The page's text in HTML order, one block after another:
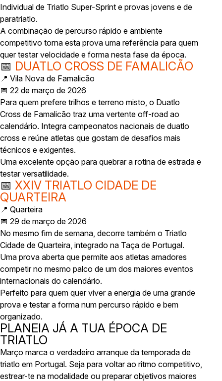
Individual de Triatlo Super-Sprint e provas jovens e de
paratriatlo.
A combinação de percurso rápido e ambiente
competitivo torna esta prova uma referência para quem
quer testar velocidade e forma nesta fase da época.
📅 DUATLO CROSS DE FAMALICÃO
📍 Vila Nova de Famalicão
📅 22 de março de 2026
Para quem prefere trilhos e terreno misto, o Duatlo
Cross de Famalicão traz uma vertente off-road ao
calendário. Integra campeonatos nacionais de duatlo
cross e reúne atletas que gostam de desafios mais
técnicos e exigentes.
Uma excelente opção para quebrar a rotina de estrada e
testar versatilidade.
📅 XXIV TRIATLO CIDADE DE
QUARTEIRA
📍 Quarteira
📅 29 de março de 2026
No mesmo fim de semana, decorre também o Triatlo
Cidade de Quarteira, integrado na Taça de Portugal.
Uma prova aberta que permite aos atletas amadores
competir no mesmo palco de um dos maiores eventos
internacionais do calendário.
Perfeito para quem quer viver a energia de uma grande
prova e testar a forma num percurso rápido e bem
organizado.
PLANEIA JÁ A TUA ÉPOCA DE
TRIATLO
Março marca o verdadeiro arranque da temporada de
triatlo em Portugal. Seja para voltar ao ritmo competitivo,
estrear-te na modalidade ou preparar objetivos maiores